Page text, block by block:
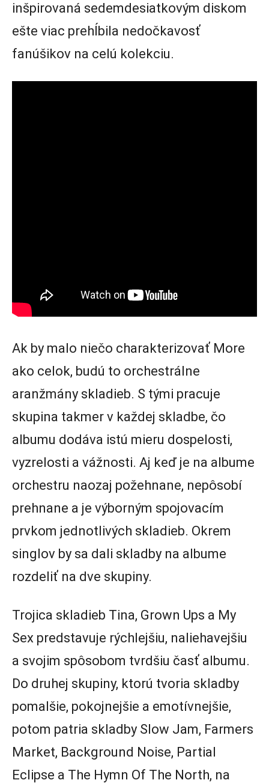
inšpirovaná sedemdesiatkovým diskom
ešte viac prehĺbila nedočkavosť
fanúšikov na celú kolekciu.
Ak by malo niečo charakterizovať More
ako celok, budú to orchestrálne
aranžmány skladieb. S tými pracuje
skupina takmer v každej skladbe, čo
albumu dodáva istú mieru dospelosti,
vyzrelosti a vážnosti. Aj keď je na albume
orchestru naozaj požehnane, nepôsobí
prehnane a je výborným spojovacím
prvkom jednotlivých skladieb. Okrem
singlov by sa dali skladby na albume
rozdeliť na dve skupiny.
Trojica skladieb Tina, Grown Ups a My
Sex predstavuje rýchlejšiu, naliehavejšiu
a svojim spôsobom tvrdšiu časť albumu.
Do druhej skupiny, ktorú tvoria skladby
pomalšie, pokojnejšie a emotívnejšie,
potom patria skladby Slow Jam, Farmers
Market, Background Noise, Partial
Eclipse a The Hymn Of The North, na